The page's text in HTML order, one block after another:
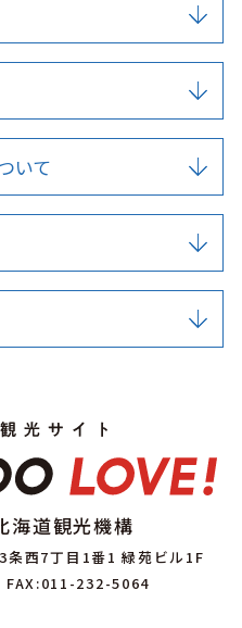
いて
海道観光機構
西7丁目1番1 緑苑ビル1F
FAX:011-232-5064